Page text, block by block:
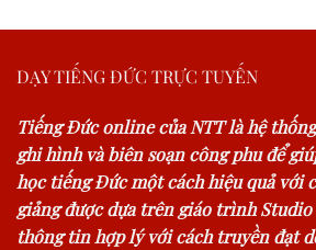
DẠY TIẾNG ĐỨC TRỰC TUYẾN
Tiếng Đức online của NTT là hệ
ghi hình và biên soạn công phu để
học tiếng Đức một cách hiệu quả với
giảng được dựa trên giáo trình
thông tin hợp lý với cách truyền đạt